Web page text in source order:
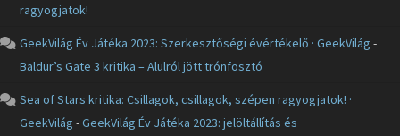
ragyogjatok!
GeekVilág Év Játéka 2023: Szerkesztőségi évértékelő · GeekVilág -
Baldur’s Gate 3 kritika – Alulról jött trónfosztó
Sea of Stars kritika: Csillagok, csillagok, szépen ragyogjatok! ·
GeekVilág -GeekVilág Év Játéka 2023: jelöltállítás és